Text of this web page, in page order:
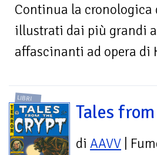
Continua la
illustrati dai più grandi
affascinanti ad opera di
LIBRI
Tales
di AAVV |